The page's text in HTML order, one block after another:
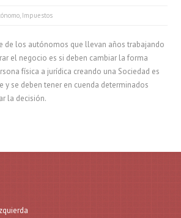
, Impuestos
de los autónomos que llevan años trabajando
el negocio es si deben cambiar la forma
física a jurídica creando una Sociedad es
y se deben tener en cuenda determinados
la decisión.